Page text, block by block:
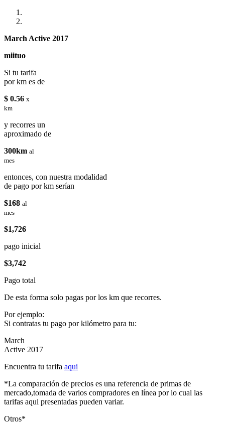
March Active 2017
miituo
Si tu tarifa
por km es de
$ 0.56 x
km
y recorres un
aproximado de
300km al
mes
entonces, con nuestra modalidad
de pago por km serían
$168 al
mes
$1,726
pago inicial
$3,742
Pago total
De esta forma solo pagas por los km que recorres.
Por ejemplo:
Si contratas tu pago por kilómetro para tu:
March
Active 2017
Encuentra tu tarifa aqui
*La comparación de precios es una referencia de primas de
mercado,tomada de varios compradores en línea por lo cual las
tarifas aqui presentadas pueden variar.
Otros*